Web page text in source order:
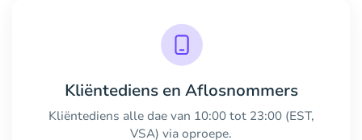
Kliëntediens en Aflosnommers
Kliëntediens alle dae van 10:00 tot 23:00 (EST,
VSA) via oproepe.